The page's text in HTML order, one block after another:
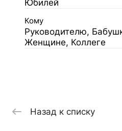
Юбилей
Кому
Руководителю,
Женщине, Коллеге
Назад к списку